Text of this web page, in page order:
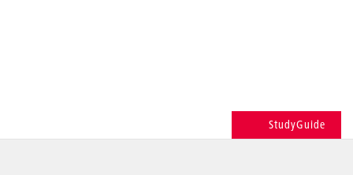
StudyGuide